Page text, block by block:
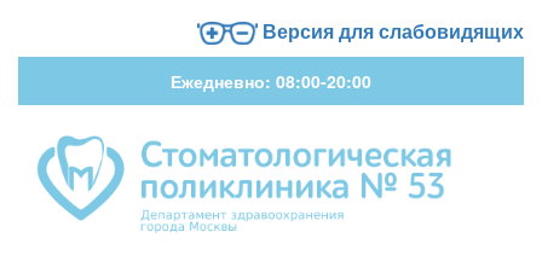
Версия для слабовидящих
Ежедневно: 08:00-20:00